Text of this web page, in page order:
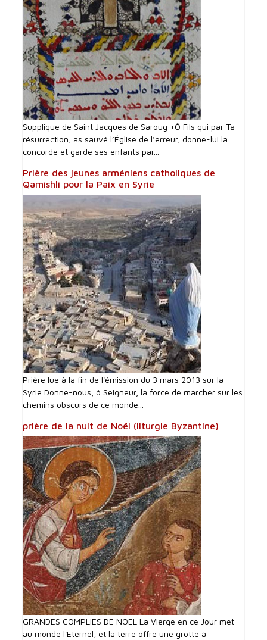
Supplique de Saint Jacques de Saroug +Ô Fils qui par Ta
résurrection, as sauvé l’Église de l’erreur, donne-lui la
concorde et garde ses enfants par...
Prière des jeunes arméniens catholiques de
Qamishli pour la Paix en Syrie
Prière lue à la fin de l'émission du 3 mars 2013 sur la
Syrie Donne-nous, ô Seigneur, la force de marcher sur les
chemins obscurs de ce monde...
prière de la nuit de Noël (liturgie Byzantine)
GRANDES COMPLIES DE NOEL La Vierge en ce Jour met
au monde l'Eternel, et la terre offre une grotte à